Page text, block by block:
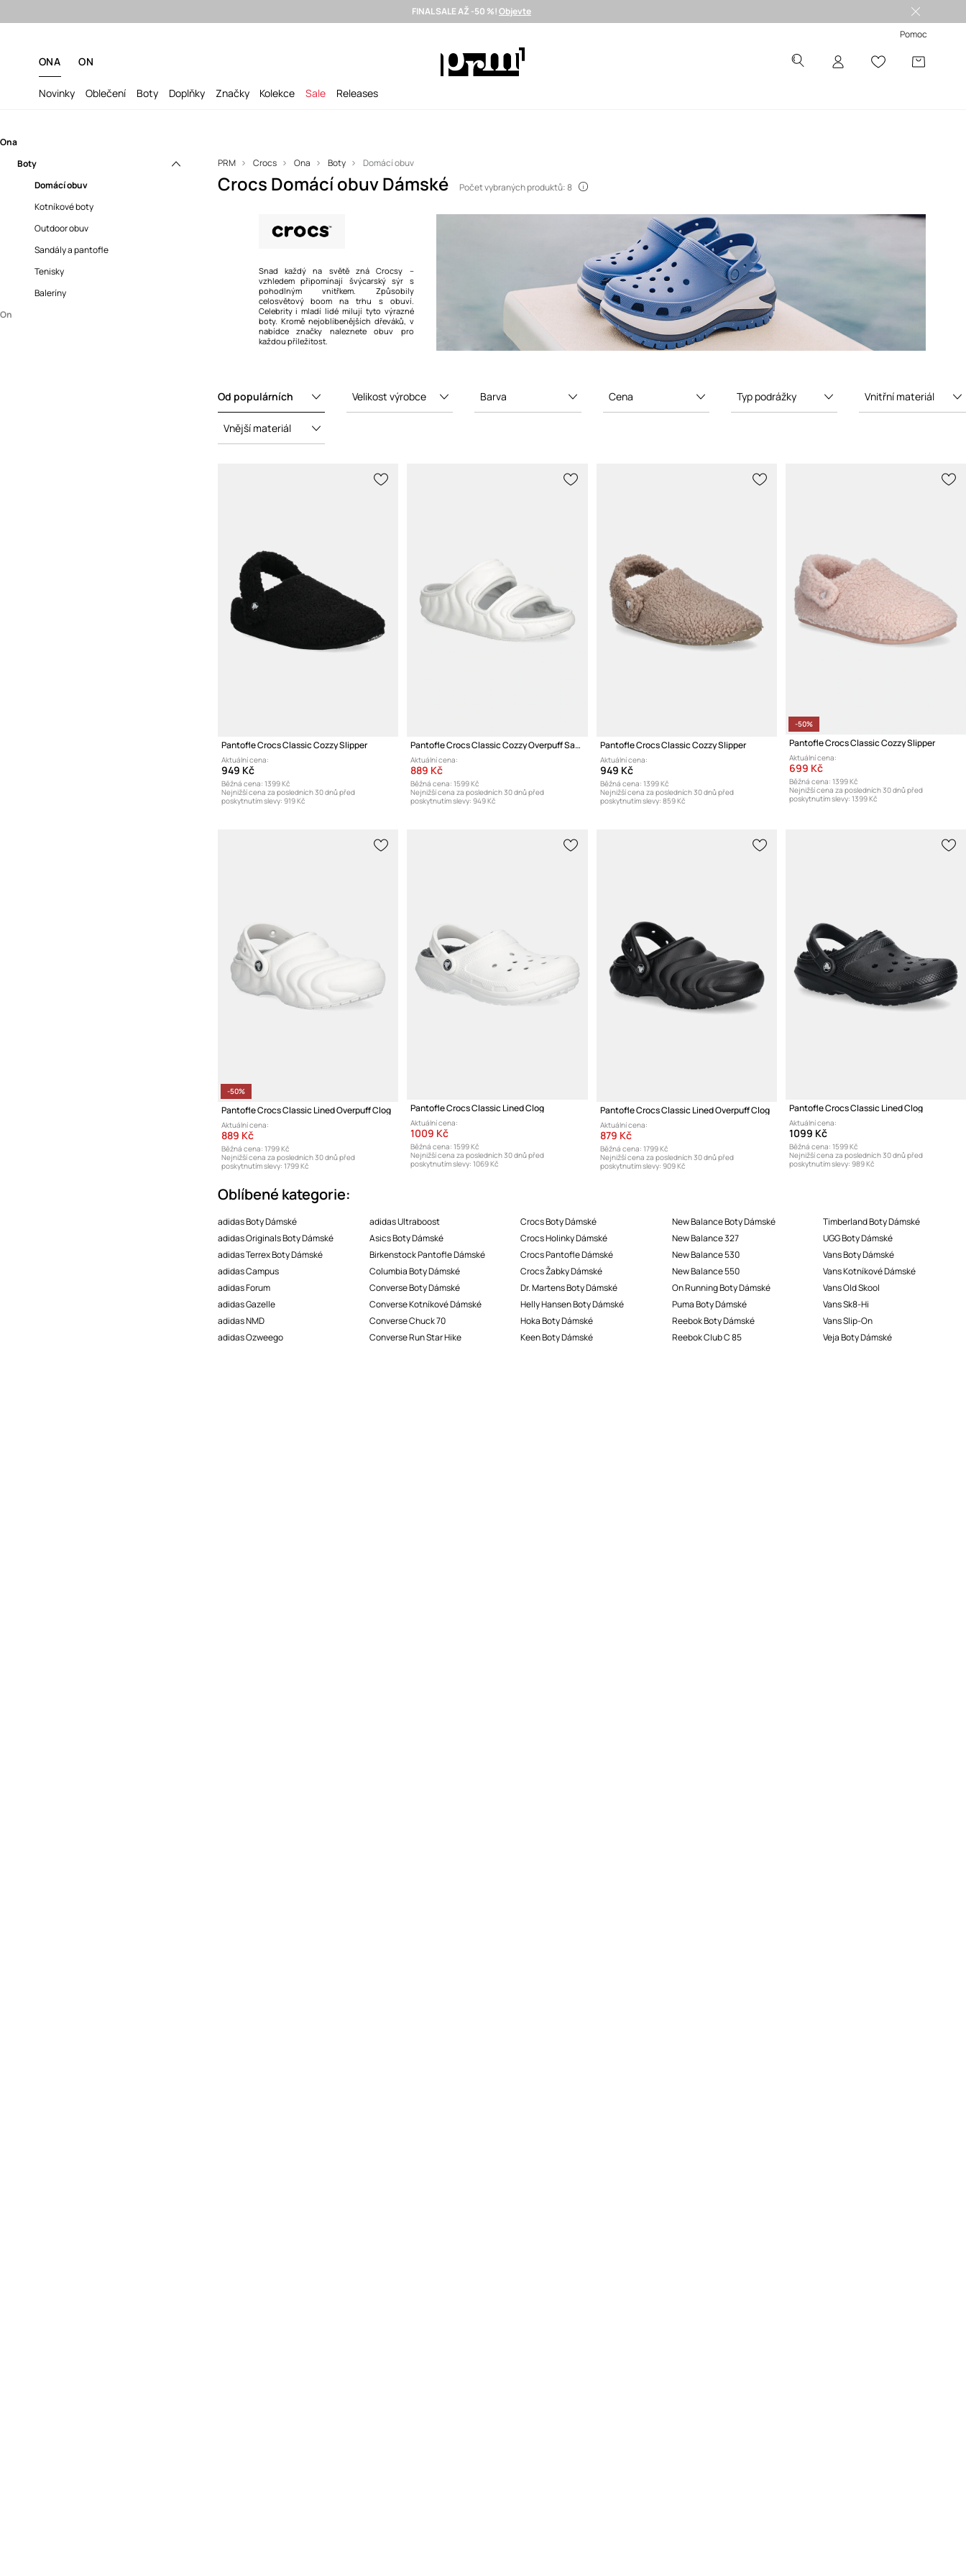
Vybrané prémiové značky >
FINAL SALE AŽ -50 %!Objevte
Pomoc
ONA ON
Novinky Oblečení Boty Doplňky Značky Kolekce Sale Releases
Ona
Boty
Domácí obuv
Kotníkové boty
Outdoor obuv
Sandály a pantofle
Tenisky
Baleríny
On
PRM Crocs Ona Boty Domácí obuv
Crocs Domácí obuv Dámské Počet vybraných produktů: 8
Snad každý na světě zná Crocsy –
vzhledem připomínají švýcarský sýr s
pohodlným vnitřkem. Způsobily
celosvětový boom na trhu s obuví.
Celebrity i mladí lidé milují tyto výrazné
boty. Kromě nejoblíbenějších dřeváků, v
nabídce značky naleznete obuv pro
každou příležitost.
Od populárních Velikost výrobce Barva Cena Typ podrážky Vnitřní materiál
Vnější materiál
Pantofle Crocs Classic Cozzy Slipper
Aktuální cena:
949 Kč
Běžná cena: 1399 Kč
Nejnižší cena za posledních 30 dnů před
poskytnutím slevy: 919 Kč
Pantofle Crocs Classic Cozzy Overpuff Sandal
Aktuální cena:
889 Kč
Běžná cena: 1599 Kč
Nejnižší cena za posledních 30 dnů před
poskytnutím slevy: 949 Kč
Pantofle Crocs Classic Cozzy Slipper
Aktuální cena:
949 Kč
Běžná cena: 1399 Kč
Nejnižší cena za posledních 30 dnů před
poskytnutím slevy: 859 Kč
-50%
Pantofle Crocs Classic Cozzy Slipper
Aktuální cena:
699 Kč
Běžná cena: 1399 Kč
Nejnižší cena za posledních 30 dnů před
poskytnutím slevy: 1399 Kč
-50%
Pantofle Crocs Classic Lined Overpuff Clog
Aktuální cena:
889 Kč
Běžná cena: 1799 Kč
Nejnižší cena za posledních 30 dnů před
poskytnutím slevy: 1799 Kč
Pantofle Crocs Classic Lined Clog
Aktuální cena:
1009 Kč
Běžná cena: 1599 Kč
Nejnižší cena za posledních 30 dnů před
poskytnutím slevy: 1069 Kč
Pantofle Crocs Classic Lined Overpuff Clog
Aktuální cena:
879 Kč
Běžná cena: 1799 Kč
Nejnižší cena za posledních 30 dnů před
poskytnutím slevy: 909 Kč
Pantofle Crocs Classic Lined Clog
Aktuální cena:
1099 Kč
Běžná cena: 1599 Kč
Nejnižší cena za posledních 30 dnů před
poskytnutím slevy: 989 Kč
Oblíbené kategorie:
adidas Boty Dámské
adidas Originals Boty Dámské
adidas Terrex Boty Dámské
adidas Campus
adidas Forum
adidas Gazelle
adidas NMD
adidas Ozweego
adidas Ultraboost
Asics Boty Dámské
Birkenstock Pantofle Dámské
Columbia Boty Dámské
Converse Boty Dámské
Converse Kotníkové Dámské
Converse Chuck 70
Converse Run Star Hike
Crocs Boty Dámské
Crocs Holinky Dámské
Crocs Pantofle Dámské
Crocs Žabky Dámské
Dr. Martens Boty Dámské
Helly Hansen Boty Dámské
Hoka Boty Dámské
Keen Boty Dámské
New Balance Boty Dámské
New Balance 327
New Balance 530
New Balance 550
On Running Boty Dámské
Puma Boty Dámské
Reebok Boty Dámské
Reebok Club C 85
Timberland Boty Dámské
UGG Boty Dámské
Vans Boty Dámské
Vans Kotníkové Dámské
Vans Old Skool
Vans Sk8-Hi
Vans Slip-On
Veja Boty Dámské